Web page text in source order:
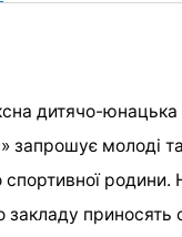
дитячо-юнацька
запрошує молоді
родини.
закладу приносять